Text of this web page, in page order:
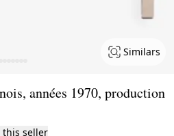
Similars
années 1970, production
this seller